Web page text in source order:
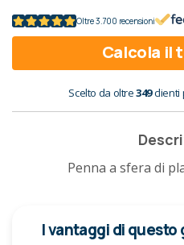
Oltre 3.700 recensioni
Calcola il
Scelto da oltre349clienti
Penna a sfera di
I vantaggi di